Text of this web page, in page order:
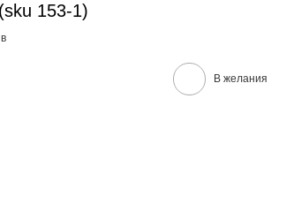
153-1)
В желания